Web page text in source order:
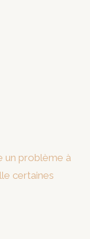
un problème à
certaines